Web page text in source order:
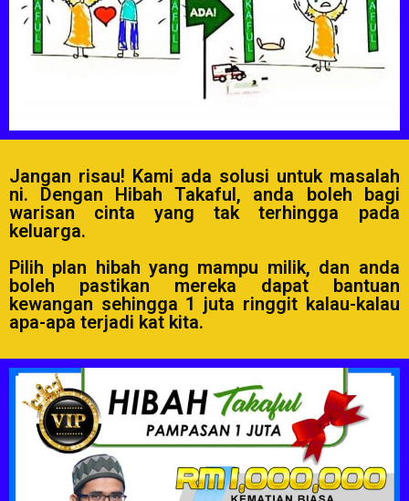
Jangan risau! Kami ada solusi untuk masalah
ni. Dengan Hibah Takaful, anda boleh bagi
warisan cinta yang tak terhingga pada
keluarga.
Pilih plan hibah yang mampu milik, dan anda
boleh pastikan mereka dapat bantuan
kewangan sehingga 1 juta ringgit kalau-kalau
apa-apa terjadi kat kita.